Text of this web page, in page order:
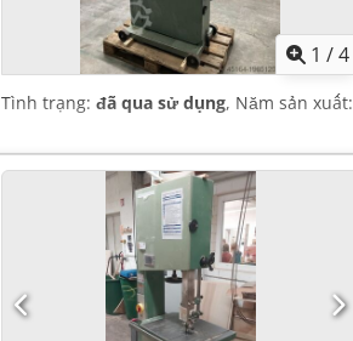
1 /4
Tình trạng: đã qua sử dụng, Năm sản xuất: